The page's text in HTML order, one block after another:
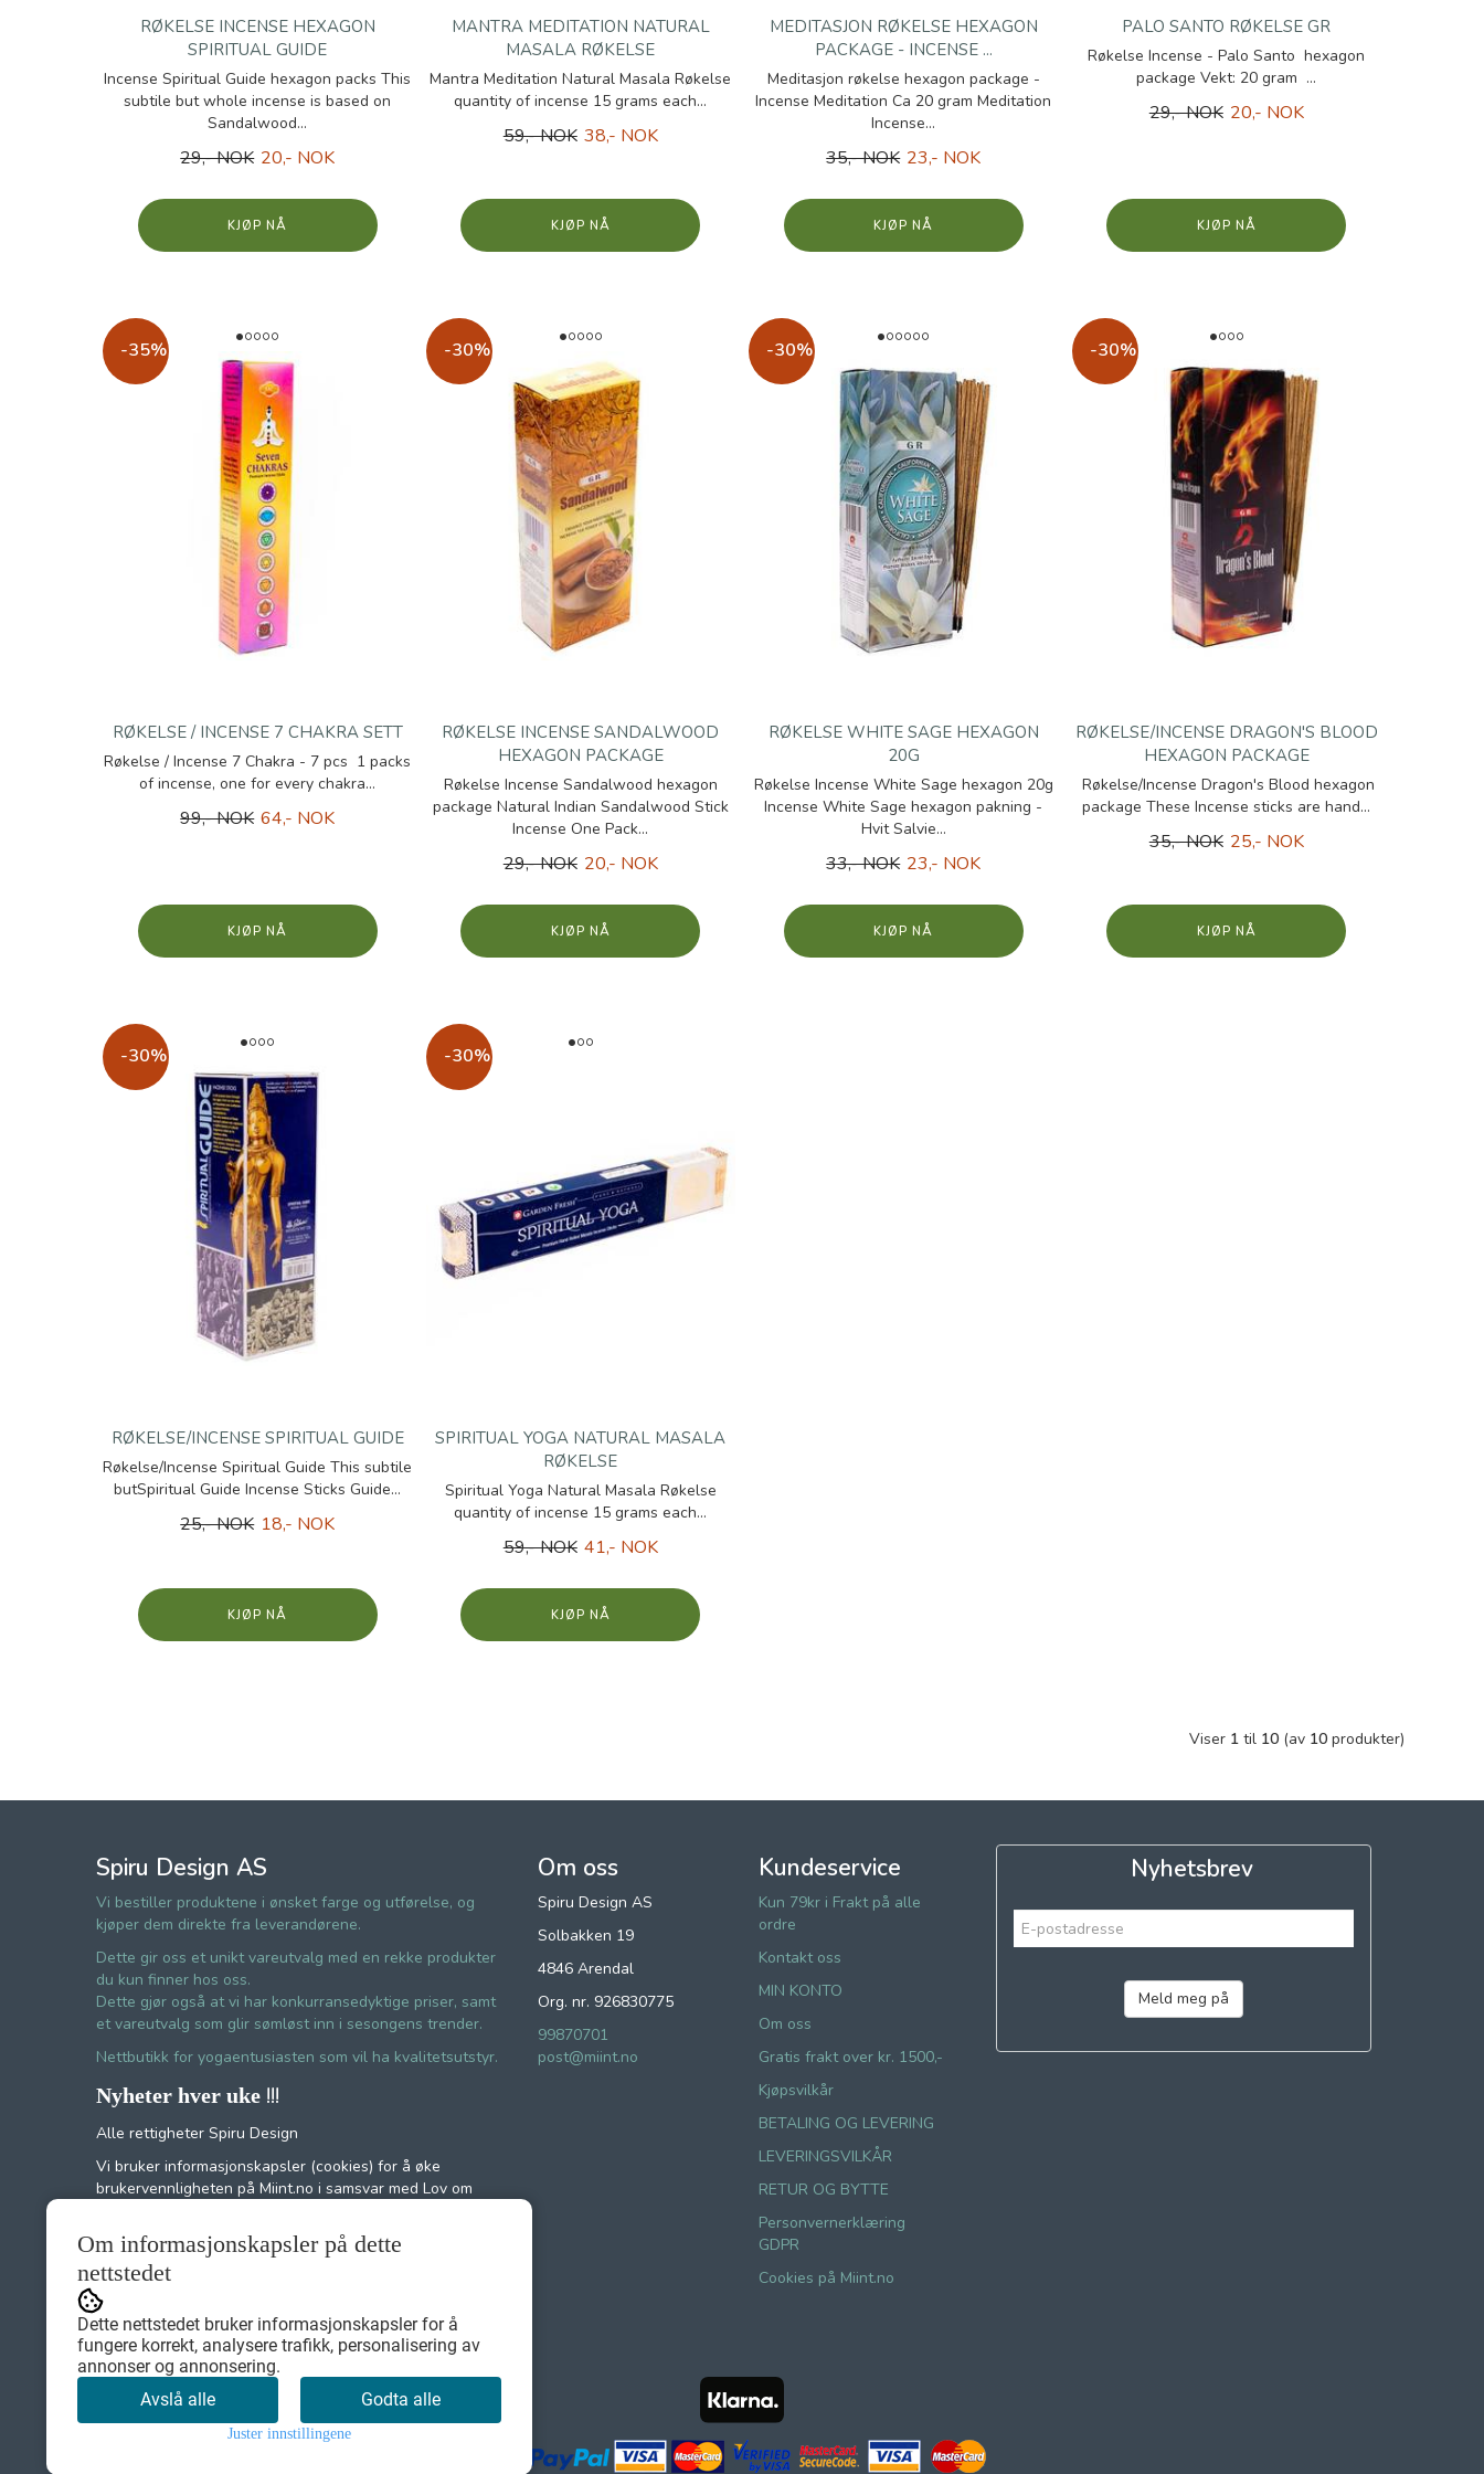
RØKELSE INCENSE HEXAGON
SPIRITUAL GUIDE
Incense Spiritual Guide hexagon packs This
subtile but whole incense is based on
Sandalwood...
29,- NOK 20,- NOK
KJØP
MANTRA MEDITATION NATURAL
MASALA RØKELSE
Mantra Meditation Natural Masala Røkelse
quantity of incense 15 grams each...
59,- NOK 38,- NOK
KJØP
MEDITASJON RØKELSE HEXAGON
PACKAGE - INCENSE ...
Meditasjon røkelse hexagon package -
Incense Meditation Ca 20 gram Meditation
Incense...
35,- NOK 23,- NOK
KJØP
PALO SANTO RØKELSE GR
Røkelse Incense - Palo Santo hexagon
package Vekt: 20 gram ...
29,- NOK 20,- NOK
KJØP
-35%
RØKELSE / INCENSE 7 CHAKRA SETT
Røkelse / Incense 7 Chakra - 7 pcs 1 packs
of incense, one for every chakra...
99,- NOK 64,- NOK
KJØP
-30%
RØKELSE INCENSE SANDALWOOD
HEXAGON PACKAGE
Røkelse Incense Sandalwood hexagon
package Natural Indian Sandalwood Stick
Incense One Pack...
29,- NOK 20,- NOK
KJØP
-30%
RØKELSE WHITE SAGE HEXAGON
20G
Røkelse Incense White Sage hexagon 20g
Incense White Sage hexagon pakning -
Hvit Salvie...
33,- NOK 23,- NOK
KJØP
-30%
RØKELSE/INCENSE DRAGON'S BLOOD
HEXAGON PACKAGE
Røkelse/Incense Dragon's Blood hexagon
package These Incense sticks are hand...
35,- NOK 25,- NOK
KJØP
-30%
RØKELSE/INCENSE SPIRITUAL GUIDE
Røkelse/Incense Spiritual Guide This subtile
butSpiritual Guide Incense Sticks Guide...
25,- NOK 18,- NOK
KJØP
-30%
SPIRITUAL YOGA NATURAL MASALA
RØKELSE
Spiritual Yoga Natural Masala Røkelse
quantity of incense 15 grams each...
59,- NOK 41,- NOK
KJØP
Viser 1 til 10 (av 10 produkter)
Spiru Design AS
Vi bestiller produktene i ønsket farge og utførelse, og
kjøper dem direkte fra leverandørene.
Dette gir oss et unikt vareutvalg med en rekke produkter
du kun finner hos oss.
Dette gjør også at vi har konkurransedyktige priser, samt
et vareutvalg som glir sømløst inn i sesongens trender.
Nettbutikk for yogaentusiasten som vil ha kvalitetsutstyr.
Nyheter hver uke !!!
Alle rettigheter Spiru Design
Vi bruker informasjonskapsler (cookies) for å øke
brukervennligheten på Miint.no i samsvar med Lov om
Miint.no, forutsetter vi at du samtykker til dette.
Miint no.
Om oss
Spiru Design AS
Solbakken 19
4846 Arendal
Org. nr. 926830775
99870701
post@miint.no
Kundeservice
Kun 79kr i Frakt på alle
ordre
Kontakt oss
MIN KONTO
Om oss
Gratis frakt over kr. 1500,-
Kjøpsvilkår
BETALING OG LEVERING
LEVERINGSVILKÅR
RETUR OG BYTTE
Personvernerklæring
GDPR
Cookies på Miint.no
Nyhetsbrev
Meld meg på
Om informasjonskapsler på dette
nettstedet
Dette nettstedet bruker informasjonskapsler for å
fungere korrekt, analysere trafikk, personalisering av
annonser og annonsering.
Avslå alle
Godta alle
Juster innstillingene